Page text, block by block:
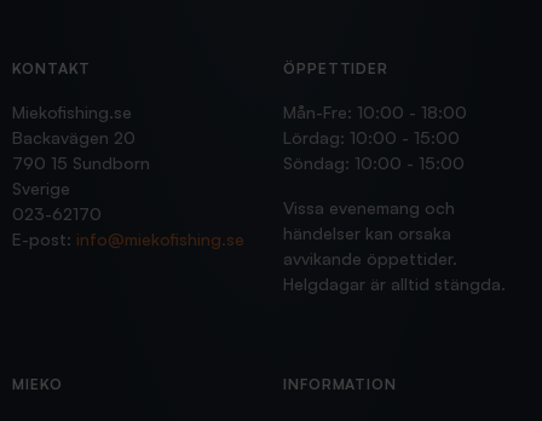
KONTAKT
Miekofishing.se
Backavägen 20
790 15 Sundborn
Sverige
023-62170
E-post: info@miekofishing.se
ÖPPETTIDER
Mån-Fre: 10:00 - 18:00
Lördag: 10:00 - 15:00
Söndag: 10:00 - 15:00
Vissa evenemang och
händelser kan orsaka
avvikande öppettider.
Helgdagar är alltid stängda.
MIEKO INFORMATION